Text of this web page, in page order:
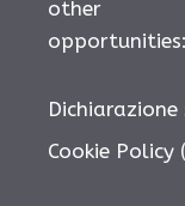
other
opportunities:
Dichiarazione
Cookie Policy